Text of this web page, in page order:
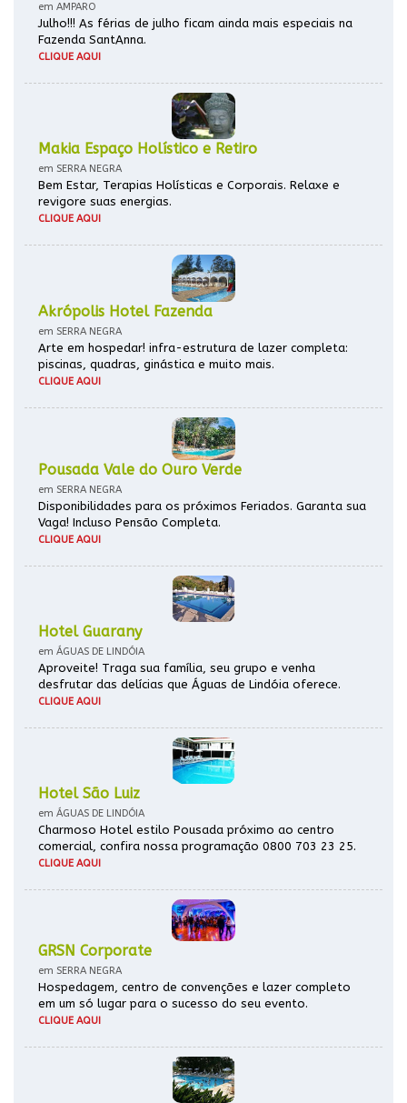
em AMPARO
Julho!!! As férias de julho ficam ainda mais especiais na
Fazenda SantAnna.
CLIQUE AQUI
Makia Espaço Holístico e Retiro
em SERRA NEGRA
Bem Estar, Terapias Holísticas e Corporais. Relaxe e
revigore suas energias.
CLIQUE AQUI
Akrópolis Hotel Fazenda
em SERRA NEGRA
Arte em hospedar! infra-estrutura de lazer completa:
piscinas, quadras, ginástica e muito mais.
CLIQUE AQUI
Pousada Vale do Ouro Verde
em SERRA NEGRA
Disponibilidades para os próximos Feriados. Garanta sua
Vaga! Incluso Pensão Completa.
CLIQUE AQUI
Hotel Guarany
em ÁGUAS DE LINDÓIA
Aproveite! Traga sua família, seu grupo e venha
desfrutar das delícias que Águas de Lindóia oferece.
CLIQUE AQUI
Hotel São Luiz
em ÁGUAS DE LINDÓIA
Charmoso Hotel estilo Pousada próximo ao centro
comercial, confira nossa programação 0800 703 23 25.
CLIQUE AQUI
GRSN Corporate
em SERRA NEGRA
Hospedagem, centro de convenções e lazer completo
em um só lugar para o sucesso do seu evento.
CLIQUE AQUI